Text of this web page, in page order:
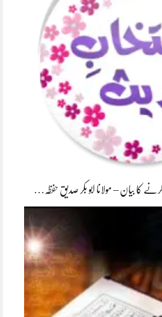
کا بیان – مولانا ابو بکر صدیق حفظہ…